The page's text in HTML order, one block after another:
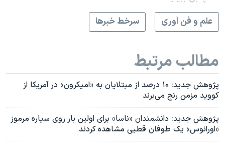
علم و فن آوری
سرخط خبرها
مطالب مرتبط
پژوهش جدید: ۱۰ درصد از مبتلایان به «امیکرون» در آمریکا از
کووید مزمن رنج می‌برند
پژوهش جدید: دانشمندان «ناسا» برای اولین بار روی سیاره مرموز
«اورانوس» یک طوفان قطبی مشاهده کردند